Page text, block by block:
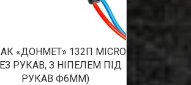
«ДОНМЕТ» 132П MICRO
РУКАВ, З НІПЕЛЕМ ПІД
РУКАВ Ф6ММ)